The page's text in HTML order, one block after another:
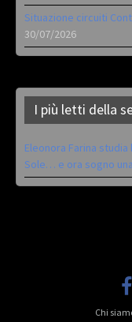
Situazione circuiti
30/07/2026
I più letti della
Eleonora Farina studia
Sole… e ora sogno
Chi